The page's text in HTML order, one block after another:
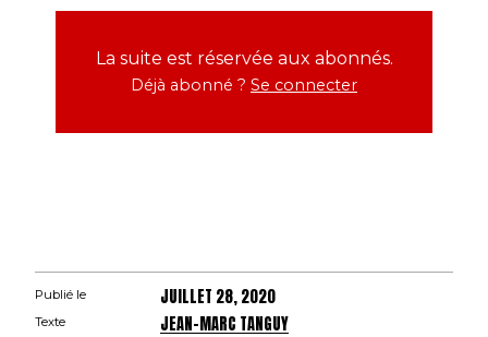
La suite est réservée aux abonnés.
Déjà abonné ? Se connecter
Publié le JUILLET 28, 2020
Texte JEAN-MARC TANGUY